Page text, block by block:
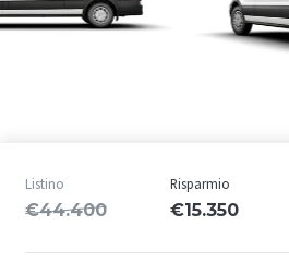
Listino
€44.400
Risparmio
€15.350